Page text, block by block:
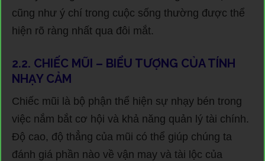
cũng như ý chí trong cuộc sống thường được thể
hiện rõ ràng nhất qua đôi mắt.
2.2. CHIẾC MŨI – BIỂU TƯỢNG CỦA TÍNH
NHẠY CẢM
Chiếc mũi là bộ phận thể hiện sự nhạy bén trong
việc nắm bắt cơ hội và khả năng quản lý tài chính.
Độ cao, độ thẳng của mũi có thể giúp chúng ta
đánh giá phần nào về vận may và tài lộc của